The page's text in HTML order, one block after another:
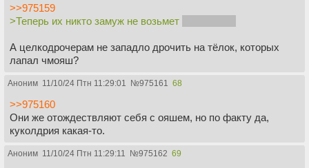
>>975159
>Теперь их никто замуж не возьмет
А целкодрочерам не западло дрочить на тёлок, которых
лапал чмояш?
Аноним 11/10/24 Птн 11:29:01 №975161 68
>>975160
Они же отождествляют себя с ояшем, но по факту да,
куколдрия какая-то.
Аноним 11/10/24 Птн 11:29:11 №975162 69